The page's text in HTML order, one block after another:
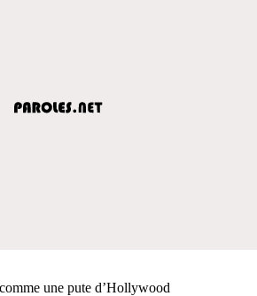
une pute d’Hollywood